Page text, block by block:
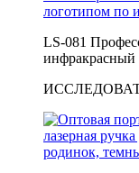
LS-081
инфракрасный